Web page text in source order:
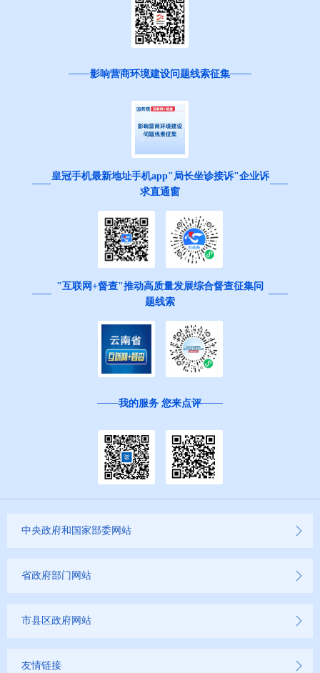
影响营商环境建设问题线索征集
皇冠手机最新地址手机app"局长坐诊接诉"企业诉
求直通窗
"互联网+督查"推动高质量发展综合督查征集问
题线索
我的服务 您来点评
中央政府和国家部委网站
省政府部门网站
市县区政府网站
友情链接